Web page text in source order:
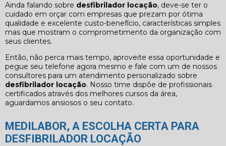
Ainda falando sobre desfibrilador locação, deve-se ter o
cuidado em orçar com empresas que prezam por ótima
qualidade e excelente custo-benefício, características simples
mas que mostram o comprometimento da organização com
seus clientes.
Então, não perca mais tempo, aproveite essa oportunidade e
pegue seu telefone agora mesmo e fale com um de nossos
consultores para um atendimento personalizado sobre
desfibrilador locação. Nosso time dispõe de profissionais
certificados através dos melhores cursos da área,
aguardamos ansiosos o seu contato.
MEDILABOR, A ESCOLHA CERTA PARA
DESFIBRILADOR LOCAÇÃO